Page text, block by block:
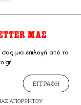
ΜΑΣ
μια επιλογή από τα
ΕΓΓΡΑΦΗ
ΑΠΟΡΡΗΤΟΥ